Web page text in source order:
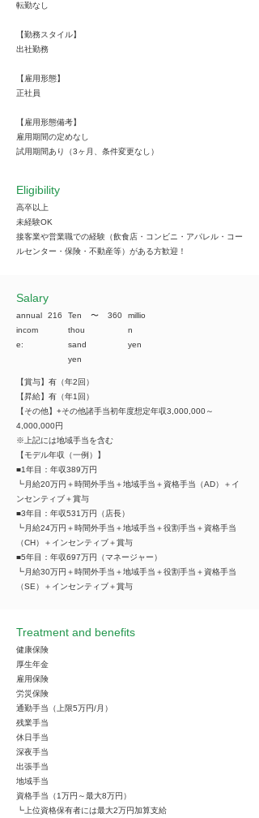
転勤なし
【勤務スタイル】
出社勤務
【雇用形態】
正社員
【雇用形態備考】
雇用期間の定めなし
試用期間あり（3ヶ月、条件変更なし）
Eligibility
高卒以上
未経験OK
接客業や営業職での経験（飲食店・コンビニ・アパレル・コー
ルセンター・保険・不動産等）がある方歓迎！
​Salary
annual
incom
e:
216
Ten
thou
sand
yen
​〜 360
millio
n
yen
【賞与】有（年2回）
【昇給】有（年1回）
【その他】+その他諸手当初年度想定年収3,000,000～
4,000,000円
※上記には地域手当を含む
【モデル年収（一例）】
■1年目：年収389万円
┗月給20万円＋時間外手当＋地域手当＋資格手当（AD）＋イ
ンセンティブ＋賞与
■3年目：年収531万円（店長）
┗月給24万円＋時間外手当＋地域手当＋役割手当＋資格手当
（CH）＋インセンティブ＋賞与
■5年目：年収697万円（マネージャー）
┗月給30万円＋時間外手当＋地域手当＋役割手当＋資格手当
（SE）＋インセンティブ＋賞与
Treatment and benefits
健康保険
厚生年金
雇用保険
労災保険
通勤手当（上限5万円/月）
残業手当
休日手当
深夜手当
出張手当
地域手当
資格手当（1万円～最大8万円）
┗上位資格保有者には最大2万円加算支給